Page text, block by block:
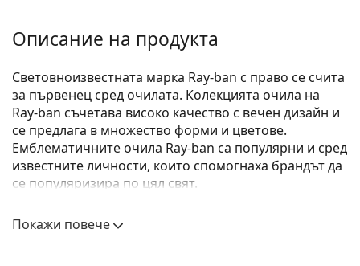
Описание на продукта
Световноизвестната марка Ray-ban с право се счита
за първенец сред очилата. Колекцията очила на
Ray-ban съчетава високо качество с вечен дизайн и
се предлага в множество форми и цветове.
Емблематичните очила Ray-ban са популярни и сред
известните личности, които спомогнаха брандът да
се популяризира по цял свят.
Ray-Ban Junior 0RY1531 3839са детски очила.
Покажи повече